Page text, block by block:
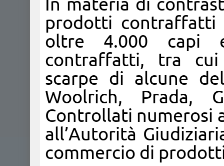
In materia di
prodotti contraffatti
oltre 4.000 capi
contraffatti, tra
scarpe di alcune
Woolrich, Prada,
Controllati numerosi
all’Autorità
commercio di